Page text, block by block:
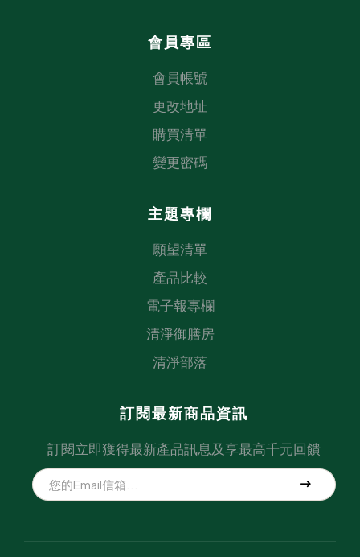
會員專區
會員帳號
更改地址
購買清單
變更密碼
主題專欄
願望清單
產品比較
電子報專欄
清淨御膳房
清淨部落
訂閱最新商品資訊
訂閱立即獲得最新產品訊息及享最高千元回饋